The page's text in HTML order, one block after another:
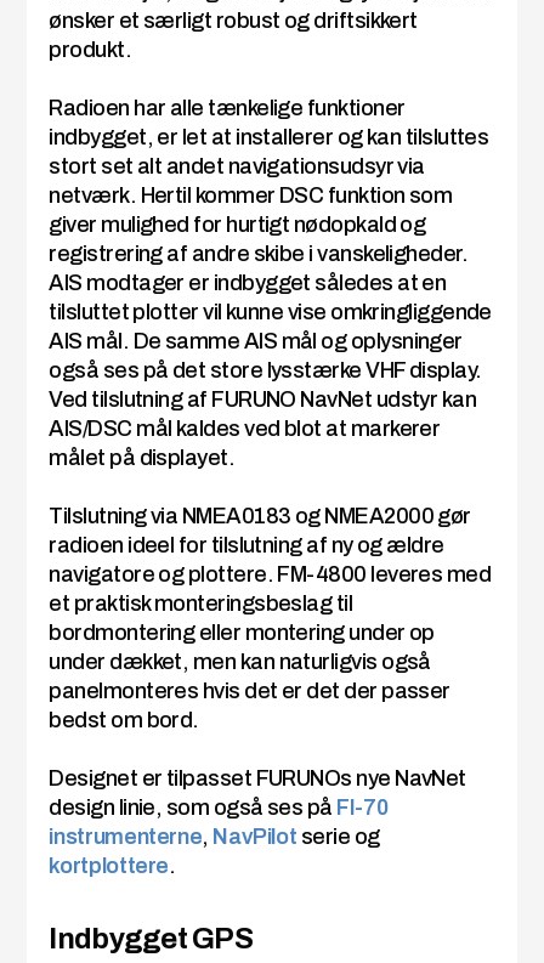
ønsker et særligt robust og driftsikkert
produkt.
Radioen har alle tænkelige funktioner
indbygget, er let at installerer og kan tilsluttes
stort set alt andet navigationsudsyr via
netværk. Hertil kommer DSC funktion som
giver mulighed for hurtigt nødopkald og
registrering af andre skibe i vanskeligheder.
AIS modtager er indbygget således at en
tilsluttet plotter vil kunne vise omkringliggende
AIS mål. De samme AIS mål og oplysninger
også ses på det store lysstærke VHF display.
Ved tilslutning af FURUNO NavNet udstyr kan
AIS/DSC mål kaldes ved blot at markerer
målet på displayet.
Tilslutning via NMEA0183 og NMEA2000 gør
radioen ideel for tilslutning af ny og ældre
navigatore og plottere. FM-4800 leveres med
et praktisk monteringsbeslag til
bordmontering eller montering under op
under dækket, men kan naturligvis også
panelmonteres hvis det er det der passer
bedst om bord.
Designet er tilpasset FURUNOs nye NavNet
design linie, som også ses på FI-70
instrumenterne, NavPilot serie og
kortplottere.
Indbygget GPS